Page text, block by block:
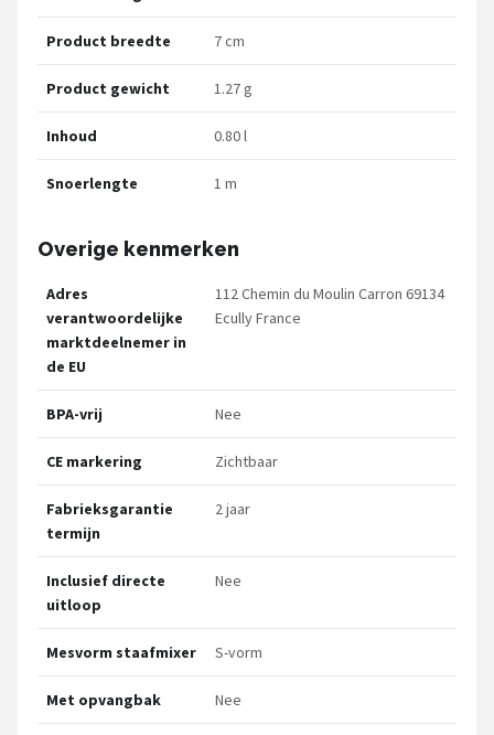
Product breedte 7 cm
Product gewicht 1.27 g
Inhoud 0.80 l
Snoerlengte 1 m
Overige kenmerken
Adres
verantwoordelijke
marktdeelnemer in
de EU
112 Chemin du Moulin Carron 69134
Ecully France
BPA-vrij Nee
CE markering Zichtbaar
Fabrieksgarantie
termijn
2 jaar
Inclusief directe
uitloop
Nee
Mesvorm staafmixer S-vorm
Met opvangbak Nee